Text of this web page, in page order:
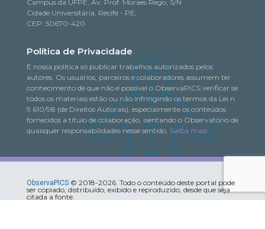
Campus da UFPE, Av. Prof. Moraes Rego, S/N
Cidade Universitária, Recife - PE,
CEP: 50670-420
Política de Privacidade
É nossa política só publicar trabalhos autorizados pelos
autores. Os usuários, parceiros e colaboradores assumem ter
conhecimento de que não é possível o ObservaPICS verificar se
todos os materiais estão ou não infringindo os termos da Lei n.
9.610/98 (de Direitos Autorais), especialmente os conteúdos
fornecidos a título de colaboração, isentando o Observatório de
quaisquer responsabilidades nesse sentido. Saiba mais
ObservaPICS© 2018-2026. Todo o conteúdo deste portal pode
ser copiado, distribuído, exibido e reproduzido, desde que seja
citada a fonte.